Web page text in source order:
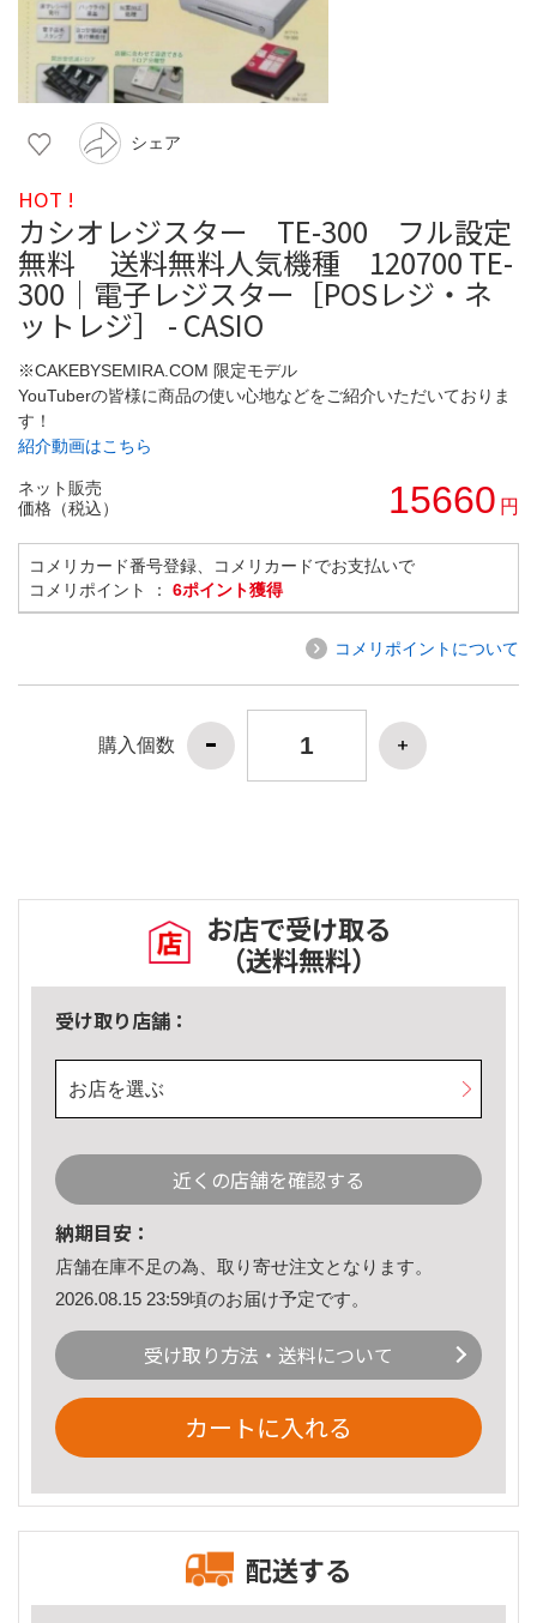
シェア
HOT !
カシオレジスター TE-300 フル設定
無料 送料無料人気機種 120700 TE-
300｜電子レジスター［POSレジ・ネ
ットレジ］ - CASIO
※CAKEBYSEMIRA.COM 限定モデル
YouTuberの皆様に商品の使い心地などをご紹介いただいておりま
す！
紹介動画はこちら
ネット販売
価格（税込）
15660 円
コメリカード番号登録、コメリカードでお支払いで
コメリポイント ： 6ポイント獲得
コメリポイントについて
購入個数
お店で受け取る
（送料無料）
受け取り店舗：
お店を選ぶ
近くの店舗を確認する
納期目安：
店舗在庫不足の為、取り寄せ注文となります。
2026.08.15 23:59頃のお届け予定です。
受け取り方法・送料について
カートに入れる
配送する